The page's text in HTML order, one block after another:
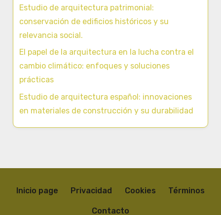
Estudio de arquitectura patrimonial:
conservación de edificios históricos y su
relevancia social.
El papel de la arquitectura en la lucha contra el
cambio climático: enfoques y soluciones
prácticas
Estudio de arquitectura español: innovaciones
en materiales de construcción y su durabilidad
Inicio page Privacidad Cookies Términos
Contacto